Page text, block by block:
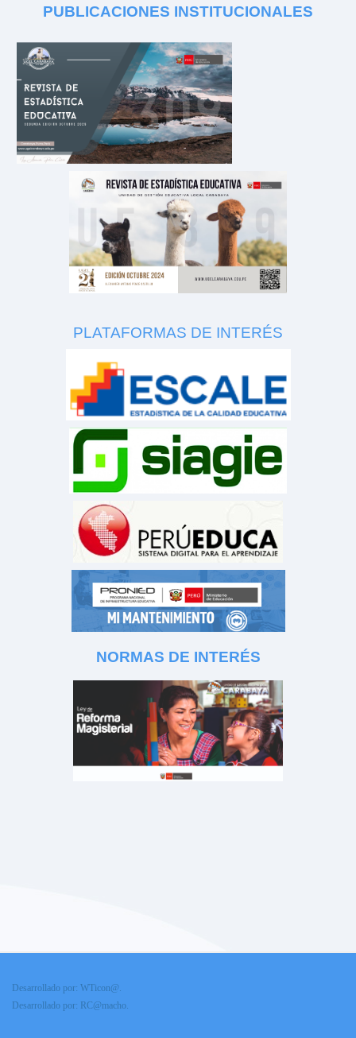
PUBLICACIONES INSTITUCIONALES
PLATAFORMAS DE INTERÉS
NORMAS DE INTERÉS
Desarrollado por: WTicon@.
Desarrollado por: RC@macho.